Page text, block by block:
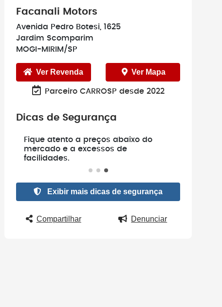
Facanali Motors
Avenida Pedro Botesi, 1625
Jardim Scomparim
MOGI-MIRIM/SP
Ver Revenda Ver Mapa
Parceiro CARROSP desde 2022
Dicas de Segurança
Fique atento a preços abaixo do
mercado e a excessos de
facilidades.
Exibir mais dicas de segurança
Compartilhar Denunciar